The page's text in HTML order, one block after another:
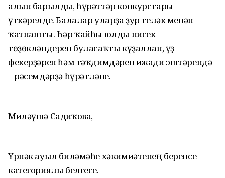
алып барылды, һүрәттәр конкурстары
үткәрелде. Балалар уларҙа ҙур теләк менән
ҡатнашты. Һәр ҡайһы юлды нисек
төҙөкләндереп буласаҡты күҙаллап, үҙ
фекерҙәрен һәм тәҡдимдәрен ижади эштәрендә
– рәсемдәрҙә һүрәтләне.
Миләүшә Садиҡова,
Үрнәк ауыл биләмәһе хәкимиәтенең беренсе
категориялы белгесе.